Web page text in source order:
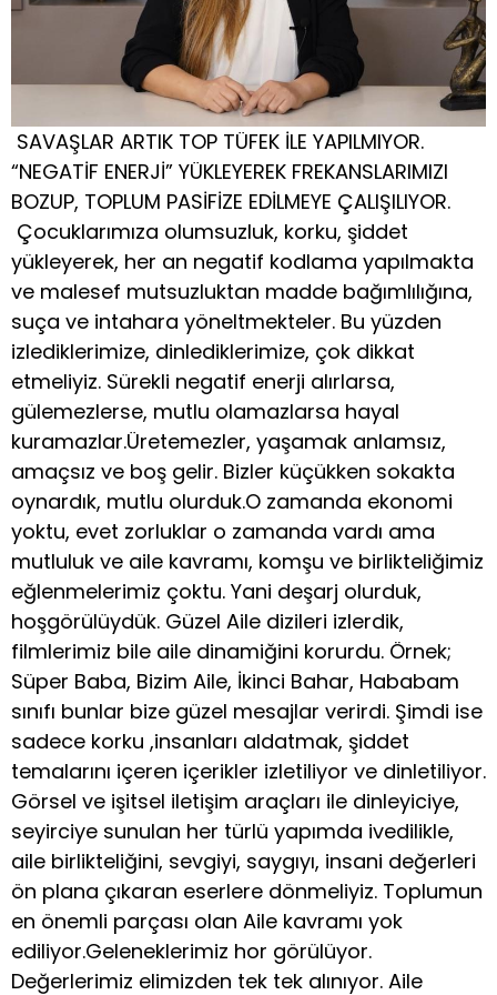
SAVAŞLAR ARTIK TOP TÜFEK İLE YAPILMIYOR.
“NEGATİF ENERJİ” YÜKLEYEREK FREKANSLARIMIZI
BOZUP, TOPLUM PASİFİZE EDİLMEYE ÇALIŞILIYOR.
Çocuklarımıza olumsuzluk, korku, şiddet
yükleyerek, her an negatif kodlama yapılmakta
ve malesef mutsuzluktan madde bağımlılığına,
suça ve intahara yöneltmekteler. Bu yüzden
izlediklerimize, dinlediklerimize, çok dikkat
etmeliyiz. Sürekli negatif enerji alırlarsa,
gülemezlerse, mutlu olamazlarsa hayal
kuramazlar.Üretemezler, yaşamak anlamsız,
amaçsız ve boş gelir. Bizler küçükken sokakta
oynardık, mutlu olurduk.O zamanda ekonomi
yoktu, evet zorluklar o zamanda vardı ama
mutluluk ve aile kavramı, komşu ve birlikteliğimiz
eğlenmelerimiz çoktu. Yani deşarj olurduk,
hoşgörülüydük. Güzel Aile dizileri izlerdik,
filmlerimiz bile aile dinamiğini korurdu. Örnek;
Süper Baba, Bizim Aile, İkinci Bahar, Hababam
sınıfı bunlar bize güzel mesajlar verirdi. Şimdi ise
sadece korku ,insanları aldatmak, şiddet
temalarını içeren içerikler izletiliyor ve dinletiliyor.
Görsel ve işitsel iletişim araçları ile dinleyiciye,
seyirciye sunulan her türlü yapımda ivedilikle,
aile birlikteliğini, sevgiyi, saygıyı, insani değerleri
ön plana çıkaran eserlere dönmeliyiz. Toplumun
en önemli parçası olan Aile kavramı yok
ediliyor.Geleneklerimiz hor görülüyor.
Değerlerimiz elimizden tek tek alınıyor. Aile